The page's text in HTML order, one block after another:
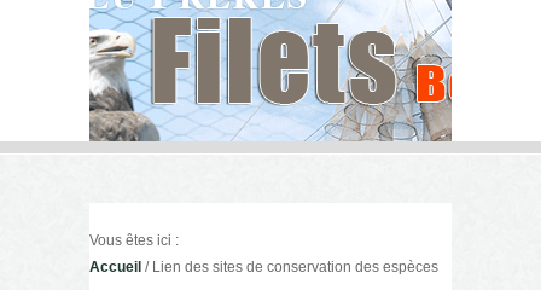
Vous êtes ici :
Accueil / Lien des sites de conservation des espèces